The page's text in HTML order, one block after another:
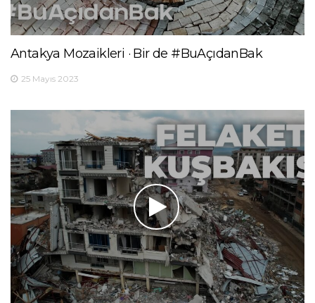
Antakya Mozaikleri · Bir de #BuAçıdanBak
25 Mayıs 2023